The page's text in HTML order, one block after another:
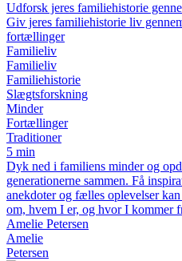
Udforsk jeres familiehistorie
Giv jeres familiehistorie liv
fortællinger
Familieliv
Familieliv
Familiehistorie
Slægtsforskning
Minder
Fortællinger
Traditioner
5 min
Dyk ned i familiens minder og
generationerne sammen. Få
anekdoter og fælles oplevelser
om, hvem I er, og hvor I kommer
Amelie Petersen
Amelie
Petersen